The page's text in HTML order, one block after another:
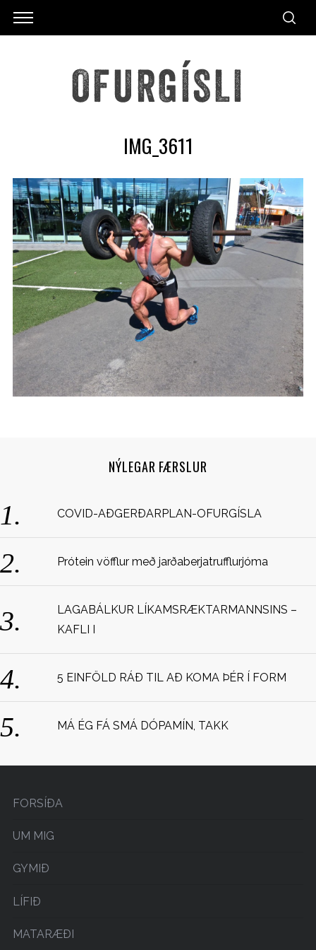
IMG_3611
NÝLEGAR FÆRSLUR
COVID-AÐGERÐARPLAN-OFURGÍSLA
Prótein vöfflur með jarðaberjatrufflurjóma
LAGABÁLKUR LÍKAMSRÆKTARMANNSINS –
KAFLI I
5 EINFÖLD RÁÐ TIL AÐ KOMA ÞÉR Í FORM
MÁ ÉG FÁ SMÁ DÓPAMÍN, TAKK
FORSÍÐA
UM MIG
GYMIÐ
LÍFIÐ
MATARÆÐI
e
c
o
r